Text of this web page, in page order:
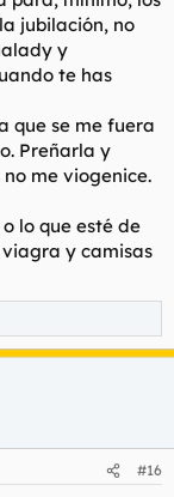
jubilación, no
y
te has
que se me fuera
Preñarla y
me viogenice.
lo que esté de
y camisas
#16